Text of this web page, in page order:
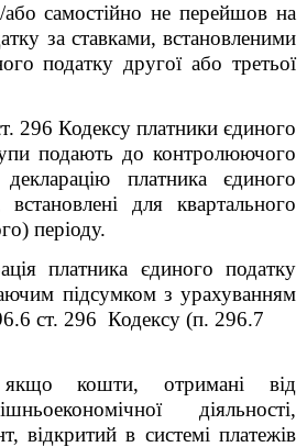
самостійно не перейшов на
за ставками, встановленими
податку другої або третьої
296 Кодексу платники єдиного
подають до контролюючого
платника єдиного
для квартального
періоду.
платника єдиного податку
підсумком з урахуванням
ст. 296 Кодексу (п. 296.7
кошти, отримані від
діяльності,
відкритий в системі платежів